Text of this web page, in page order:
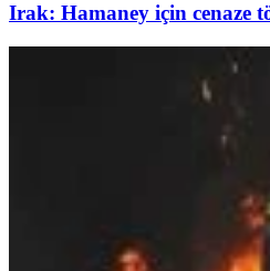
Irak: Hamaney için cenaze